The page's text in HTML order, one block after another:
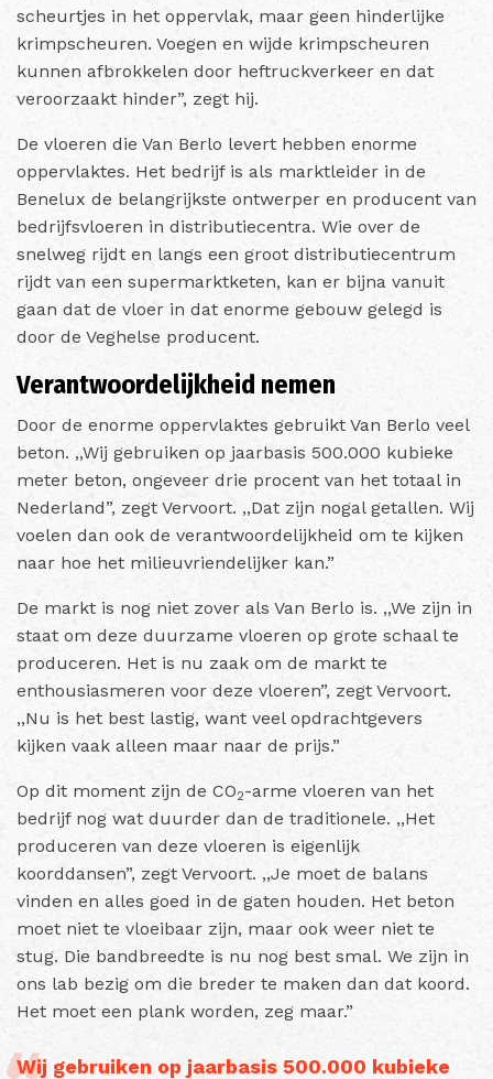
scheurtjes in het oppervlak, maar geen hinderlijke
krimpscheuren. Voegen en wijde krimpscheuren
kunnen afbrokkelen door heftruckverkeer en dat
veroorzaakt hinder”, zegt hij.
De vloeren die Van Berlo levert hebben enorme
oppervlaktes. Het bedrijf is als marktleider in de
Benelux de belangrijkste ontwerper en producent van
bedrijfsvloeren in distributiecentra. Wie over de
snelweg rijdt en langs een groot distributiecentrum
rijdt van een supermarktketen, kan er bijna vanuit
gaan dat de vloer in dat enorme gebouw gelegd is
door de Veghelse producent.
Verantwoordelijkheid nemen
Door de enorme oppervlaktes gebruikt Van Berlo veel
beton. ,,Wij gebruiken op jaarbasis 500.000 kubieke
meter beton, ongeveer drie procent van het totaal in
Nederland”, zegt Vervoort. ,,Dat zijn nogal getallen. Wij
voelen dan ook de verantwoordelijkheid om te kijken
naar hoe het milieuvriendelijker kan.”
De markt is nog niet zover als Van Berlo is. ,,We zijn in
staat om deze duurzame vloeren op grote schaal te
produceren. Het is nu zaak om de markt te
enthousiasmeren voor deze vloeren”, zegt Vervoort.
,,Nu is het best lastig, want veel opdrachtgevers
kijken vaak alleen maar naar de prijs.”
Op dit moment zijn de CO2-arme vloeren van het
bedrijf nog wat duurder dan de traditionele. ,,Het
produceren van deze vloeren is eigenlijk
koorddansen”, zegt Vervoort. ,,Je moet de balans
vinden en alles goed in de gaten houden. Het beton
moet niet te vloeibaar zijn, maar ook weer niet te
stug. Die bandbreedte is nu nog best smal. We zijn in
ons lab bezig om die breder te maken dan dat koord.
Het moet een plank worden, zeg maar.”
Wij gebruiken op jaarbasis 500.000 kubieke